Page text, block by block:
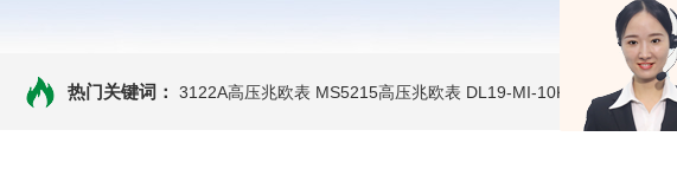
热门关键词： 3122A高压兆欧表 MS5215高压兆欧表 DL19-MI-10KVe 高压兆欧表